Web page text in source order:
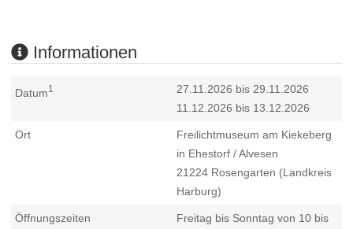
Informationen
Datum1
27.11.2026 bis 29.11.2026
11.12.2026 bis 13.12.2026
Ort
Freilichtmuseum am Kiekeberg
in Ehestorf / Alvesen
21224 Rosengarten (Landkreis
Harburg)
Öffnungszeiten
Freitag bis Sonntag von 10 bis